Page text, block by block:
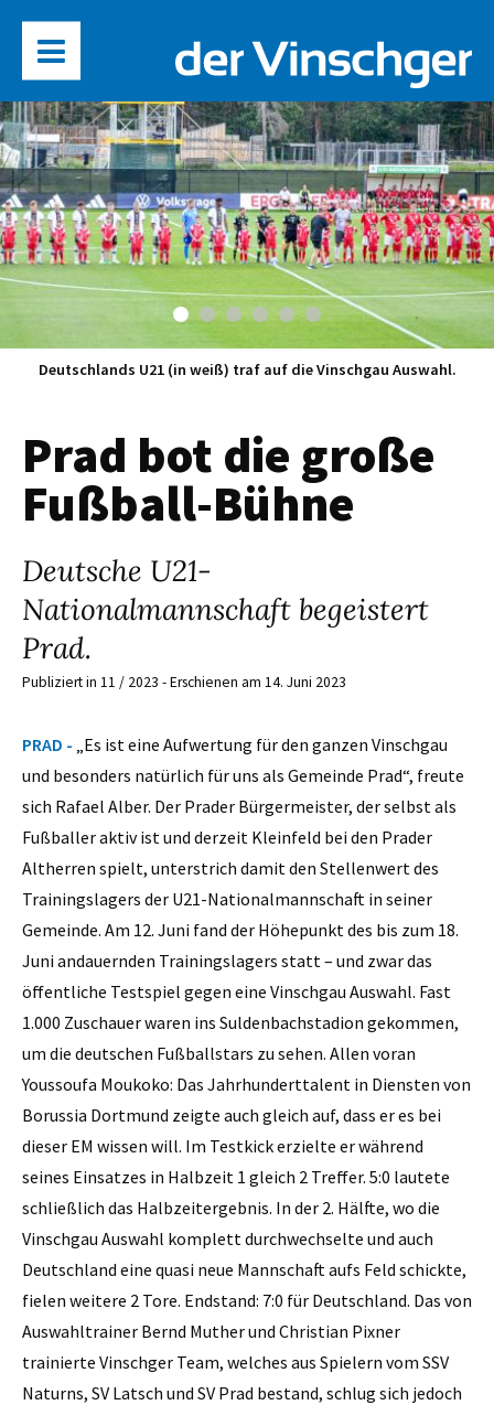
Deutschlands U21 (in weiß) traf auf die Vinschgau Auswahl.
Prad bot die große
Fußball-Bühne
Deutsche U21-
Nationalmannschaft begeistert
Prad.
Publiziert in 11 / 2023 - Erschienen am 14. Juni 2023
PRAD - „Es ist eine Aufwertung für den ganzen Vinschgau
und besonders natürlich für uns als Gemeinde Prad“, freute
sich Rafael Alber. Der Prader Bürgermeister, der selbst als
Fußballer aktiv ist und derzeit Kleinfeld bei den Prader
Altherren spielt, unterstrich damit den Stellenwert des
Trainingslagers der U21-Nationalmannschaft in seiner
Gemeinde. Am 12. Juni fand der Höhepunkt des bis zum 18.
Juni andauernden Trainingslagers statt – und zwar das
öffentliche Testspiel gegen eine Vinschgau Auswahl. Fast
1.000 Zuschauer waren ins Suldenbachstadion gekommen,
um die deutschen Fußballstars zu sehen. Allen voran
Youssoufa Moukoko: Das Jahrhunderttalent in Diensten von
Borussia Dortmund zeigte auch gleich auf, dass er es bei
dieser EM wissen will. Im Testkick erzielte er während
seines Einsatzes in Halbzeit 1 gleich 2 Treffer. 5:0 lautete
schließlich das Halbzeitergebnis. In der 2. Hälfte, wo die
Vinschgau Auswahl komplett durchwechselte und auch
Deutschland eine quasi neue Mannschaft aufs Feld schickte,
fielen weitere 2 Tore. Endstand: 7:0 für Deutschland. Das von
Auswahltrainer Bernd Muther und Christian Pixner
trainierte Vinschger Team, welches aus Spielern vom SSV
Naturns, SV Latsch und SV Prad bestand, schlug sich jedoch